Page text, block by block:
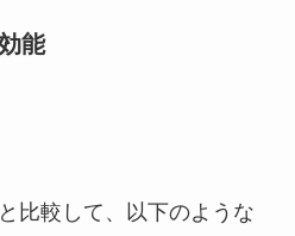
能
比較して、以下のような